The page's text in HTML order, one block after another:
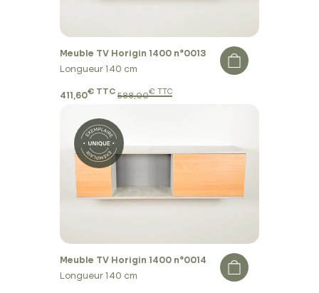
Meuble TV Horigin 1400 n°0013
Longueur 140 cm
411,60€ TTC
588,00
€ TTC
Meuble TV Horigin 1400 n°0014
Longueur 140 cm